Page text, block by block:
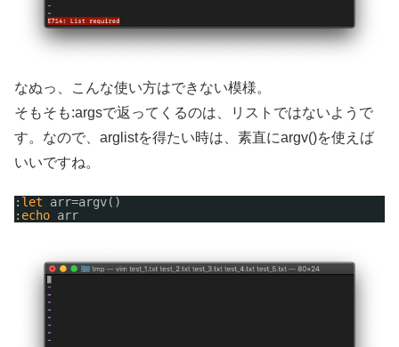
なぬっ、こんな使い方はできない模様。
そもそも:argsで返ってくるのは、リストではないようで
す。なので、arglistを得たい時は、素直にargv()を使えば
いいですね。
: let
arr=argv()
: echo arr